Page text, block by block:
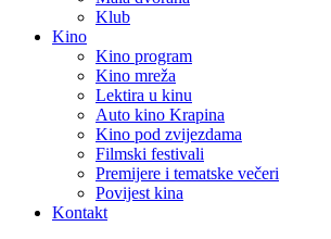
Klub
Kino
Kino program
Kino mreža
Lektira u kinu
Auto kino Krapina
Kino pod zvijezdama
Filmski festivali
Premijere i tematske večeri
Povijest kina
Kontakt